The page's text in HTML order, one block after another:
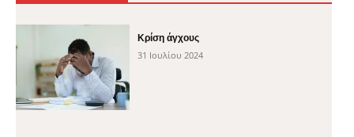
Κρίση άγχους
31 Ιουλίου 2024